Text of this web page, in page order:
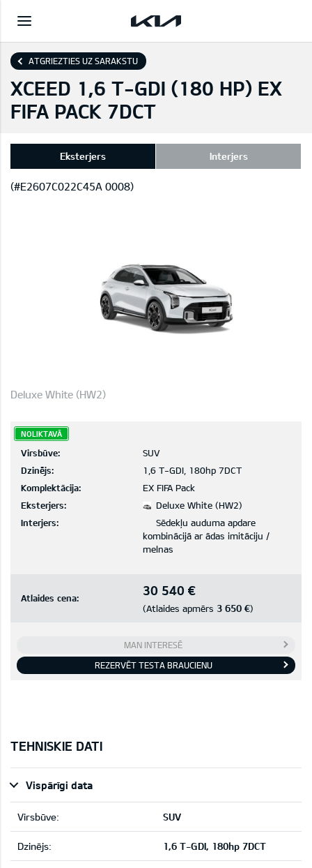
ATGRIEZTIES UZ SARAKSTU
XCEED 1,6 T-GDI (180 HP) EX
FIFA PACK 7DCT
Eksterjers Interjers
(#E2607C022C45A 0008)
Deluxe White (HW2)
NOLIKTAVĀ
Virsbūve:
SUV
Dzinējs:
1,6 T-GDI, 180hp 7DCT
Komplektācija:
EX FIFA Pack
Eksterjers:
Deluxe White (HW2)
Interjers:
Sēdekļu auduma apdare
kombinācijā ar ādas imitāciju /
melnas
Atlaides cena: 30 540 €
(Atlaides apmērs 3 650 €)
MAN INTERESĒ
REZERVĒT TESTA BRAUCIENU
TEHNISKIE DATI
Vispārīgi data
Virsbūve: SUV
Dzinējs: 1,6 T-GDI, 180hp 7DCT